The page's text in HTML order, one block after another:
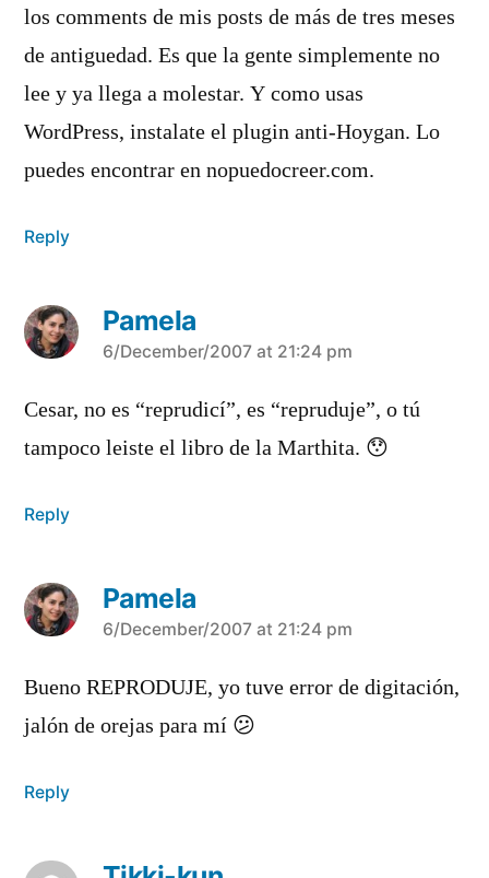
los comments de mis posts de más de tres meses
de antiguedad. Es que la gente simplemente no
lee y ya llega a molestar. Y como usas
WordPress, instalate el plugin anti-Hoygan. Lo
puedes encontrar en nopuedocreer.com.
Reply
Pamela
says:
6/December/2007 at 21:24 pm
Cesar, no es “reprudicí­”, es “repruduje”, o tú
tampoco leiste el libro de la Marthita. 😯
Reply
Pamela
says:
6/December/2007 at 21:24 pm
Bueno REPRODUJE, yo tuve error de digitación,
jalón de orejas para mí­ 😕
Reply